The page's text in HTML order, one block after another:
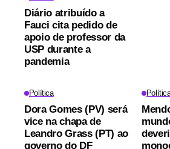
Diário atribuído a
Fauci cita pedido de
apoio de professor da
USP durante a
pandemia
Política
Dora Gomes (PV) será
vice na chapa de
Leandro Grass (PT) ao
governo do DF